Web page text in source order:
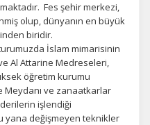
AKTIF
site işlevleri için
düzgün çalışmaz ve
Fes şehir merkezi,
olup, dünyanın en büyük
biridir.
İslam mimarisinin
Al Attarine Medreseleri,
öğretim kurumu
ve zanaatkarlar
derilerin işlendiği
yana değişmeyen teknikler